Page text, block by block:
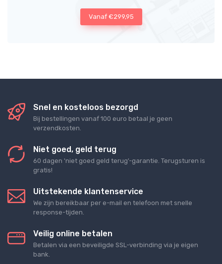
Vanaf €299,95
Snel en kosteloos bezorgd
Bij bestellingen vanaf 100 euro betaal je geen
verzendkosten.
Niet goed, geld terug
60 dagen 'niet goed geld terug'-garantie. Terugsturen is
gratis!
Uitstekende klantenservice
We zijn bereikbaar per e-mail en telefoon met snelle
response-tijden.
Veilig online betalen
Betalen via een beveiligde SSL-verbinding via je eigen
bank.